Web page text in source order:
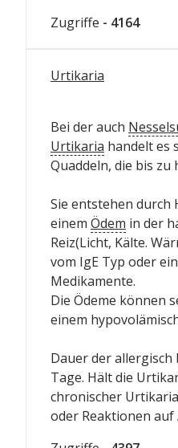
Zugriffe - 4164
Urtikaria
Bei der auch
Urtikaria handelt es
Quaddeln, die bis
Sie entstehen durch
einem Ödem in der
Reiz(Licht, Kälte.
vom IgE Typ oder
Medikamente.
Die Ödeme können
einem
Dauer der
Tage. Hält die
chronischer
oder Reaktionen auf